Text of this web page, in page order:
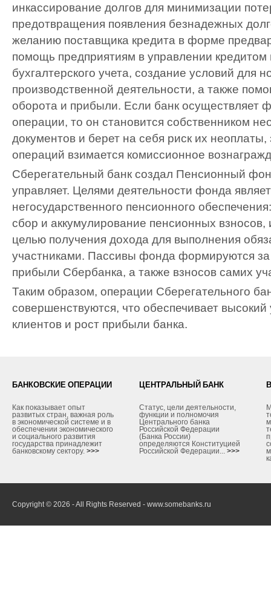
инкассирование долгов для минимизации
предотвращения появления безнадежных
желанию поставщика кредита в форме
помощь предприятиям в управлении кредитом
бухгалтерского учета, создание условий для
производственной деятельности, а также
оборота и прибыли. Если банк осуществляет
операции, то он становится собственником
документов и берет на себя риск их
операций взимается комиссионное
Сберегательный банк создал Пенсионный
управляет. Целями деятельности фонда
негосударственного пенсионного
сбор и аккумулирование пенсионных взносов,
целью получения дохода для выполнения
участниками. Пассивы фонда формируются за
прибыли Сбербанка, а также взносов самих
Таким образом, операции Сберегательного
совершенствуются, что обеспечивает
клиентов и рост прибыли банка.
БАНКОВСКИЕ ОПЕРАЦИИ
Как показывает опыт
развитых стран, важная роль
в экономической системе и в
обеспечении экономического
и социального развития
государства принадлежит
банковскому сектору. >>>
ЦЕНТРАЛЬНЫЙ БАНК
Статус, цели деятельности,
функции и полномочия
Центрального банка
Российской Федерации
(Банка России)
определяются Конституцией
Российской Федерации... >>>
Copyright © 2026 - All Rights Reserved - www.somebanks.ru